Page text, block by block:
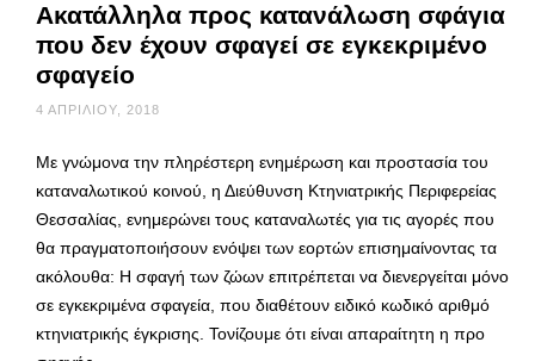
Aκατάλληλα προς κατανάλωση σφάγια
που δεν έχουν σφαγεί σε εγκεκριμένο
σφαγείο
4 ΑΠΡΙΛΊΟΥ, 2018
Με γνώμονα την πληρέστερη ενημέρωση και προστασία του
καταναλωτικού κοινού, η Διεύθυνση Κτηνιατρικής Περιφερείας
Θεσσαλίας, ενημερώνει τους καταναλωτές για τις αγορές που
θα πραγματοποιήσουν ενόψει των εορτών επισημαίνοντας τα
ακόλουθα: Η σφαγή των ζώων επιτρέπεται να διενεργείται μόνο
σε εγκεκριμένα σφαγεία, που διαθέτουν ειδικό κωδικό αριθμό
κτηνιατρικής έγκρισης. Τονίζουμε ότι είναι απαραίτητη η προ